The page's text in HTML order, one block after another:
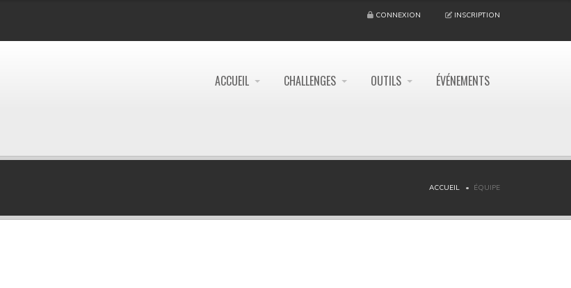
CONNEXION INSCRIPTION
ACCUEIL CHALLENGES OUTILS ÉVÉNEMENTS
ACCUEIL ÉQUIPE